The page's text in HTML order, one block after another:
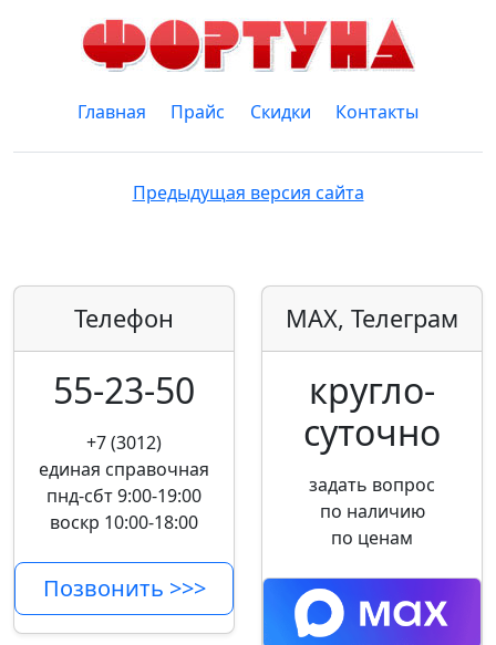
Главная Прайс Скидки Контакты
Предыдущая версия сайта
Телефон
55-23-50
+7 (3012)
единая справочная
пнд-сбт 9:00-19:00
воскр 10:00-18:00
Позвонить >>>
MAX, Телеграм
кругло­
суточно
задать вопрос
по наличию
по ценам